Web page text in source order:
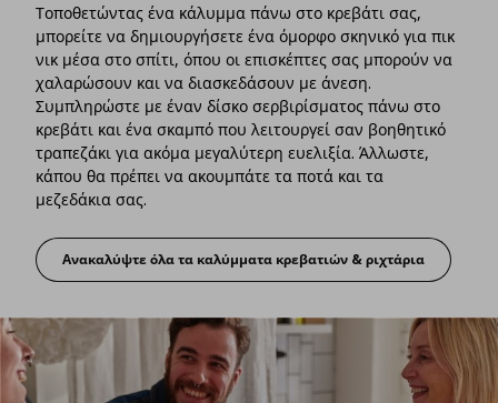
Τοποθετώντας ένα κάλυμμα πάνω στο κρεβάτι σας,
μπορείτε να δημιουργήσετε ένα όμορφο σκηνικό για πικ
νικ μέσα στο σπίτι, όπου οι επισκέπτες σας μπορούν να
χαλαρώσουν και να διασκεδάσουν με άνεση.
Συμπληρώστε με έναν δίσκο σερβιρίσματος πάνω στο
κρεβάτι και ένα σκαμπό που λειτουργεί σαν βοηθητικό
τραπεζάκι για ακόμα μεγαλύτερη ευελιξία. Άλλωστε,
κάπου θα πρέπει να ακουμπάτε τα ποτά και τα
μεζεδάκια σας.
Ένα άνετο πικ νικ στο κρεβάτι
Ανακαλύψτε όλα τα καλύμματα κρεβατιών & ριχτάρια